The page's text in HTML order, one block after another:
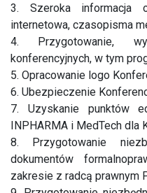
3. Szeroka informacja
internetowa, czasopisma
4. Przygotowanie,
konferencyjnych, w tym
5. Opracowanie logo
6. Ubezpieczenie
7. Uzyskanie punktów
INPHARMA i MedTech dla
8. Przygotowanie
dokumentów
zakresie z radcą prawnym